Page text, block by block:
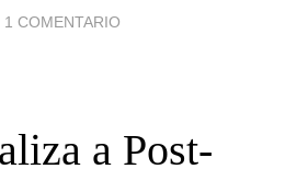
1 COMENTARIO
a Post-